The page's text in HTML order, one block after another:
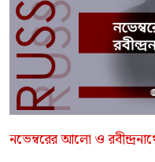
নভেম্বরের আলো ও